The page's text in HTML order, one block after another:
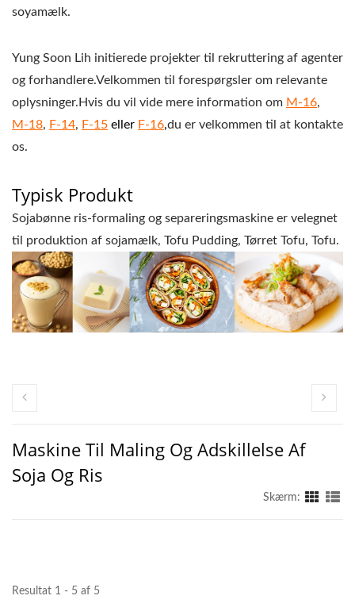
FØDEVARESIKKERHED.
soyamælk.
Yung Soon Lih initierede projekter til rekruttering af agenter
og forhandlere.Velkommen til forespørgsler om relevante
oplysninger.Hvis du vil vide mere information om M-16,
M-18, F-14, F-15 eller F-16,du er velkommen til at kontakte
os.
Typisk Produkt
Sojabønne ris-formaling og separeringsmaskine er velegnet
til produktion af sojamælk, Tofu Pudding, Tørret Tofu, Tofu.
Maskine Til Maling Og Adskillelse Af
Soja Og Ris
Skærm:
Resultat 1 - 5 af 5